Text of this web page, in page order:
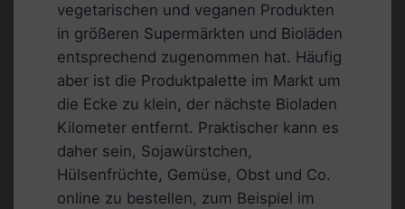
vegetarischen und veganen Produkten
in größeren Supermärkten und Bioläden
entsprechend zugenommen hat. Häufig
aber ist die Produktpalette im Markt um
die Ecke zu klein, der nächste Bioladen
Kilometer entfernt. Praktischer kann es
daher sein, Sojawürstchen,
Hülsenfrüchte, Gemüse, Obst und Co.
online zu bestellen, zum Beispiel im